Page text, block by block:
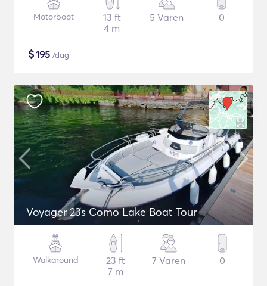
Motorboot
13 ft
4 m
5 Varen 0
$195 /dag
Voyager 23s Como Lake Boat Tour
Walkaround
23 ft
7 m
7 Varen 0